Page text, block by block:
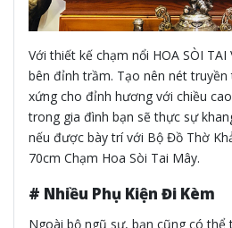
Với thiết kế chạm nổi HOA SÒI
bên đỉnh trầm. Tạo nên nét
xứng cho đỉnh hương với chiều
trong gia đình bạn sẽ thực sự
nếu được bày trí với Bộ Đồ Thờ
70cm Chạm Hoa Sòi Tai Mây.
# Nhiều Phụ Kiện Đi Kèm
Ngoài bộ ngũ sự, bạn cũng có thể